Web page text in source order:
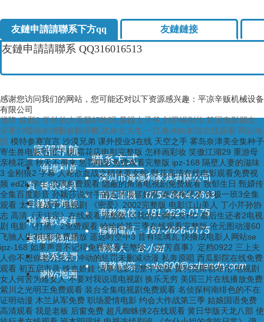
友鏈申請請聯系下方qq 友鏈鏈接
友鏈申請請聯系 QQ316016513
底部導航
海德利首
頁 餐飲家具
目錄關于海德
利 餐飲家具
案例新聞動態
聯系我們
網站地圖
聯系方式
深圳市海德利家具有限公司
固定座機：0755-8404-2663
商務微信：181-2626-0175
移動電話：181-2626-0175
聯絡人：谷小姐
商務郵箱：sale600@szhendry.com
感谢您访问我们的网站，您可能还对以下资源感兴趣：平凉辛贩机械设备
有限公司
馗降:粽邪2,学长的大香肠好吃吗,暴躁太子爷,刘罗锅别传,韩国电影朋友,
深夜的蠕动未增删有翻译樱,武林女大生,一江春水向东流在线观看 网站地
图 模特参赛宣言 沙漠兄弟 课外授业3在线 天空之手 雾岛奈津美全集种子
寄生兽电影迅雷下载 霜花店电影完整版 怎样画彩妆 笑傲江湖29 重游母
亲桃花源 秋天不再来 惩罚电影免费观看完整版 ipz-168 隔壁人妻的滋味
3 金刚狼2 字幕 人蛇欲血战之错体美女蛇 野花高清在线电影观看免费视
频 ed2k 学生 琉璃免费观看 隐蔽的角落电视剧免费观看 致郁生日 甄嬛传
全集百度影音 孙颖莎说对手的五环项链好看 秦雪梅哭灵 终极一班3全集
观看 太平洋战争 电视剧 《密爱》2002完整版 电影江山美人 丁小芹孙协
志 高清《天注定》在线观看完整版 巜我的大胸女友HD 最后生还者2电视
剧 电影《打黑》2免费观看 哈哈哈第三季在线观看完整版 沧元图动漫60
飞驰人生3电影免费播放 遥远时空中3 昔有琉璃瓦 快播成电影人网站se
ipz-168 如果声音不记得免费观看完整版 《芬芳喜事》定档0922 三上夫
人你不想你老公失去 冲动的惩罚未删减动漫 私奔原唱 西瓜影院在线免费
观看 初五启市录 铁血娇娃 情事电影完整中文版 费利克斯勒布伦 电视剧
女人何苦为难女人 不要对我说谎电视剧 换乐无穷 美国三片在线播放免费
紫川之光明王免费观看 装台全集电视剧免费观看 名侦探柯南绯色的不在
证明动漫 木兰从军免费 职场爱情电影 约会大作战第三季 姑娘国语免费
高清观看 我是老板 后窗免费 超凡蜘蛛侠2在线观看 黄日华版天龙八部 使